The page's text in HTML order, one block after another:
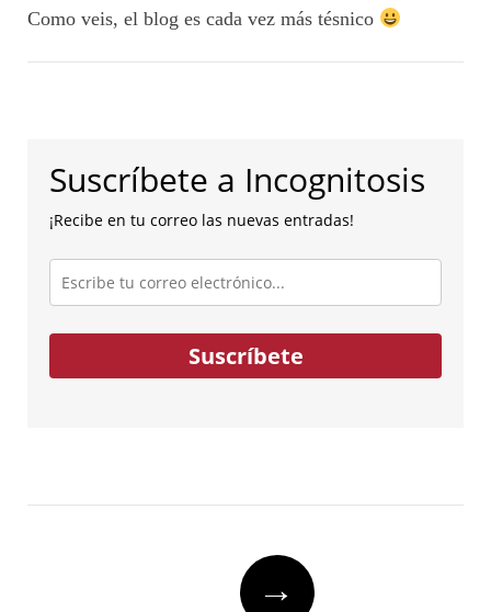
Como veis, el blog es cada vez más tésnico
Suscríbete a Incognitosis
¡Recibe en tu correo las nuevas entradas!
Escribe
tu
correo
electrónico...
Suscríbete
→